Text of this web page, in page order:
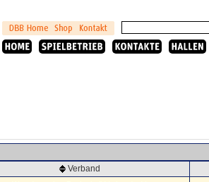
Verband